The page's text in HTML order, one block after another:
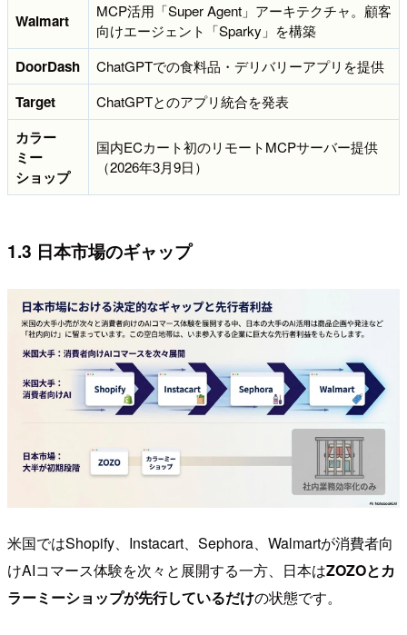
Walmart
MCP活用「Super Agent」アーキテクチャ。顧客
向けエージェント「Sparky」を構築
DoorDash ChatGPTでの食料品・デリバリーアプリを提供
Target ChatGPTとのアプリ統合を発表
カラー
ミー
ショップ
国内ECカート初のリモートMCPサーバー提供
（2026年3月9日）
1.3 日本市場のギャップ
米国ではShopify、Instacart、Sephora、Walmartが消費者向
けAIコマース体験を次々と展開する一方、日本はZOZOとカ
ラーミーショップが先行しているだけの状態です。